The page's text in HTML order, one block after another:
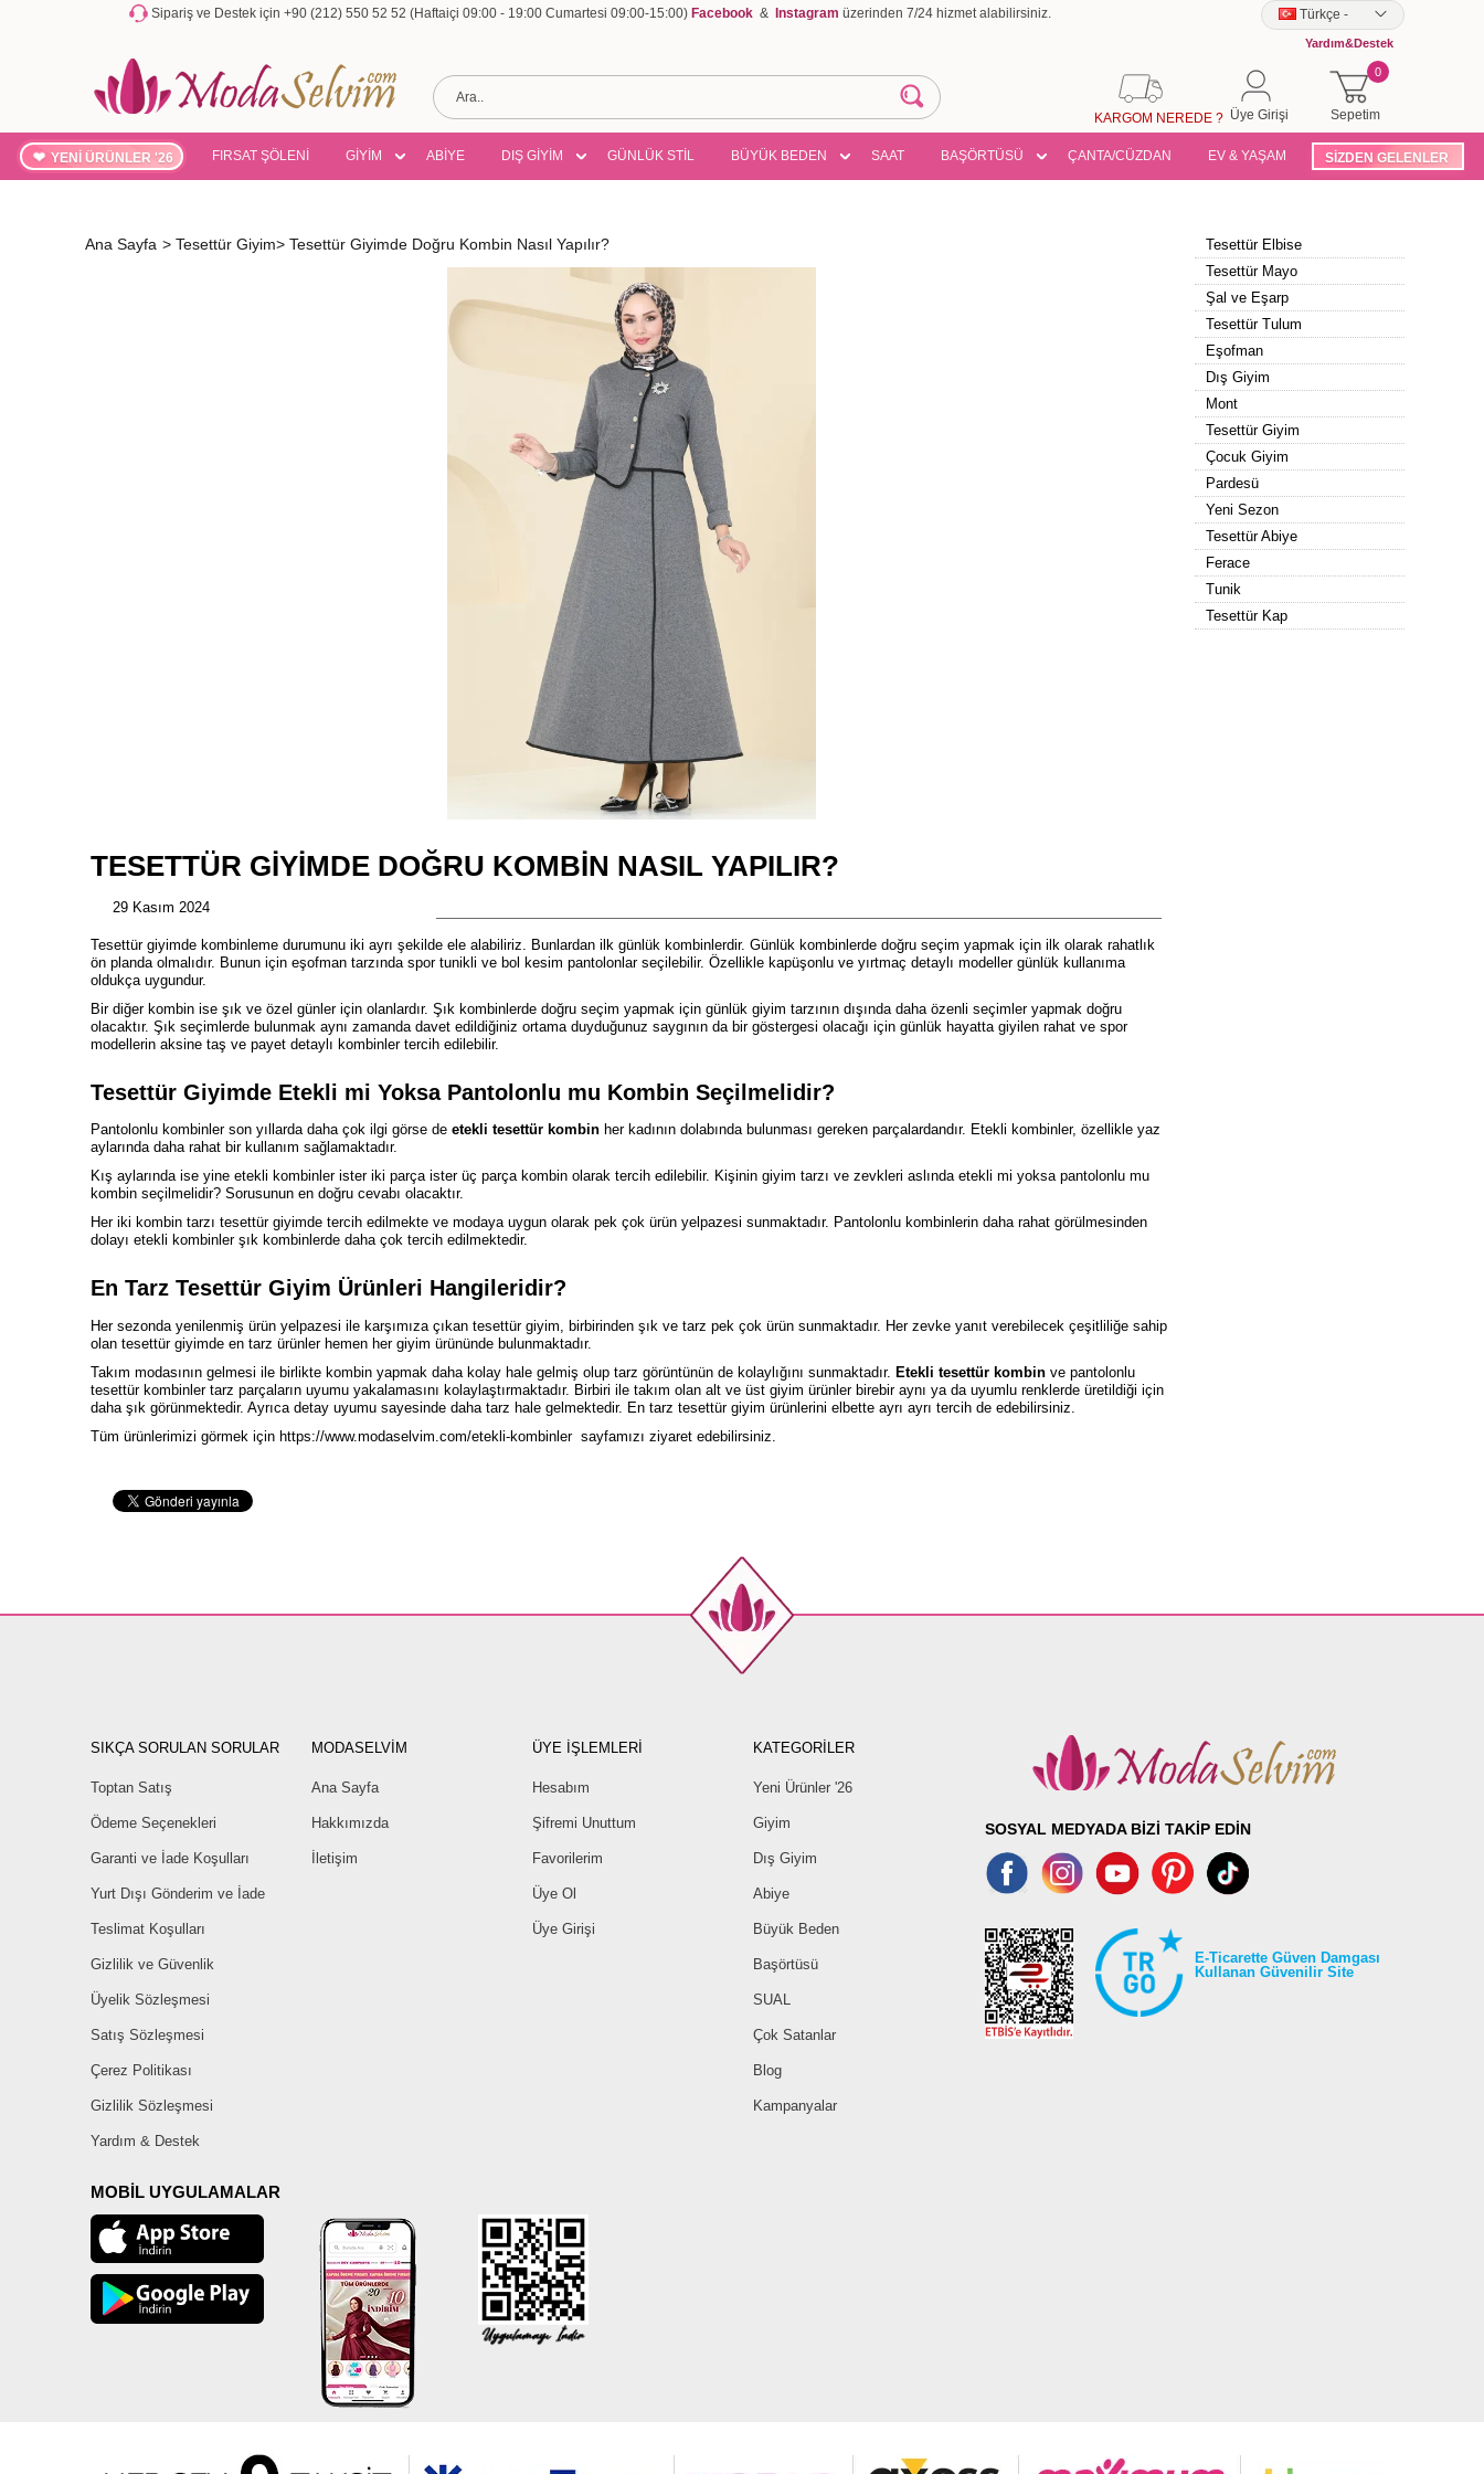
Sipariş ve Destek için +90 (212) 550 52 52 (Haftaiçi 09:00 - 19:00 Cumartesi 09:00-15:00) Facebook & Instagram üzerinden 7/24 hizmet alabilirsiniz. Türkçe -
Yardım&Destek
Sepetim
0
Üye Girişi
KARGOM NEREDE ?
YENİ ÜRÜNLER '26 FIRSAT ŞÖLENİ GİYİM ABİYE DIŞ GİYİM GÜNLÜK STİL BÜYÜK BEDEN SAAT BAŞÖRTÜSÜ ÇANTA/CÜZDAN EV & YAŞAM SİZDEN GELENLER
Ana Sayfa > Tesettür Giyim> Tesettür Giyimde Doğru Kombin Nasıl Yapılır?
TESETTÜR GIYIMDE DOĞRU KOMBIN NASIL YAPILIR?
29 Kasım 2024
Tesettür giyimde kombinleme durumunu iki ayrı şekilde ele alabiliriz. Bunlardan ilk günlük kombinlerdir. Günlük kombinlerde doğru seçim yapmak için ilk olarak rahatlık
ön planda olmalıdır. Bunun için eşofman tarzında spor tunikli ve bol kesim pantolonlar seçilebilir. Özellikle kapüşonlu ve yırtmaç detaylı modeller günlük kullanıma
oldukça uygundur.
Bir diğer kombin ise şık ve özel günler için olanlardır. Şık kombinlerde doğru seçim yapmak için günlük giyim tarzının dışında daha özenli seçimler yapmak doğru
olacaktır. Şık seçimlerde bulunmak aynı zamanda davet edildiğiniz ortama duyduğunuz saygının da bir göstergesi olacağı için günlük hayatta giyilen rahat ve spor
modellerin aksine taş ve payet detaylı kombinler tercih edilebilir.
Tesettür Giyimde Etekli mi Yoksa Pantolonlu mu Kombin Seçilmelidir?
Pantolonlu kombinler son yıllarda daha çok ilgi görse de etekli tesettür kombin her kadının dolabında bulunması gereken parçalardandır. Etekli kombinler, özellikle yaz
aylarında daha rahat bir kullanım sağlamaktadır.
Kış aylarında ise yine etekli kombinler ister iki parça ister üç parça kombin olarak tercih edilebilir. Kişinin giyim tarzı ve zevkleri aslında etekli mi yoksa pantolonlu mu
kombin seçilmelidir? Sorusunun en doğru cevabı olacaktır.
Her iki kombin tarzı tesettür giyimde tercih edilmekte ve modaya uygun olarak pek çok ürün yelpazesi sunmaktadır. Pantolonlu kombinlerin daha rahat görülmesinden
dolayı etekli kombinler şık kombinlerde daha çok tercih edilmektedir.
En Tarz Tesettür Giyim Ürünleri Hangileridir?
Her sezonda yenilenmiş ürün yelpazesi ile karşımıza çıkan tesettür giyim, birbirinden şık ve tarz pek çok ürün sunmaktadır. Her zevke yanıt verebilecek çeşitliliğe sahip
olan tesettür giyimde en tarz ürünler hemen her giyim ürününde bulunmaktadır.
Takım modasının gelmesi ile birlikte kombin yapmak daha kolay hale gelmiş olup tarz görüntünün de kolaylığını sunmaktadır. Etekli tesettür kombin ve pantolonlu
tesettür kombinler tarz parçaların uyumu yakalamasını kolaylaştırmaktadır. Birbiri ile takım olan alt ve üst giyim ürünler birebir aynı ya da uyumlu renklerde üretildiği için
daha şık görünmektedir. Ayrıca detay uyumu sayesinde daha tarz hale gelmektedir. En tarz tesettür giyim ürünlerini elbette ayrı ayrı tercih de edebilirsiniz.
Tüm ürünlerimizi görmek için https://www.modaselvim.com/etekli-kombinlersayfamızı ziyaret edebilirsiniz.
Tesettür Elbise
Tesettür Mayo
Şal ve Eşarp
Tesettür Tulum
Eşofman
Dış Giyim
Mont
Tesettür Giyim
Çocuk Giyim
Pardesü
Yeni Sezon
Tesettür Abiye
Ferace
Tunik
Tesettür Kap
SIKÇA SORULAN SORULAR
Toptan Satış
Ödeme Seçenekleri
Garanti ve İade Koşulları
Yurt Dışı Gönderim ve İade
Teslimat Koşulları
Gizlilik ve Güvenlik
Üyelik Sözleşmesi
Satış Sözleşmesi
Çerez Politikası
Gizlilik Sözleşmesi
Yardım & Destek
MODASELVİM
Ana Sayfa
Hakkımızda
İletişim
ÜYE İŞLEMLERİ
Hesabım
Şifremi Unuttum
Favorilerim
Üye Ol
Üye Girişi
KATEGORİLER
Yeni Ürünler '26
Giyim
Dış Giyim
Abiye
Büyük Beden
Başörtüsü
SUAL
Çok Satanlar
Blog
Kampanyalar
MOBİL UYGULAMALAR
SOSYAL MEDYADA BİZİ TAKİP EDİN
E-Ticarette Güven Damgası
Kullanan Güvenilir Site